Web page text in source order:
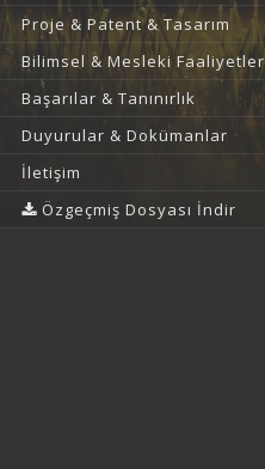
Proje & Patent & Tasarım
Bilimsel & Mesleki Faaliyetler
Başarılar & Tanınırlık
Duyurular & Dokümanlar
İletişim
Özgeçmiş Dosyası İndir